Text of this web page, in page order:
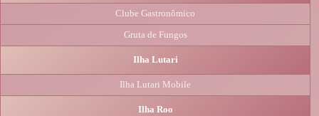
Clube Gastronômico
Gruta de Fungos
Ilha Lutari
Ilha Lutari Mobile
Ilha Roo